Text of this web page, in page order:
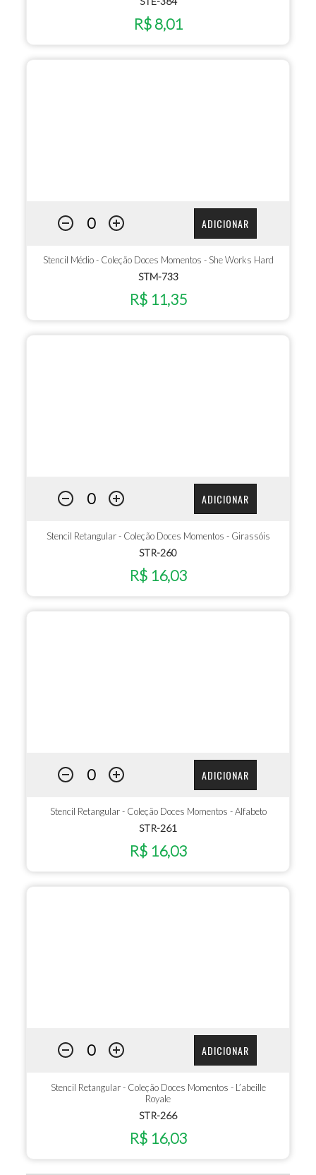
R$ 8,01
ADICIONAR
Stencil Médio - Coleção Doces Momentos - She Works Hard
STM-733
R$ 11,35
ADICIONAR
Stencil Retangular - Coleção Doces Momentos - Girassóis
STR-260
R$ 16,03
ADICIONAR
Stencil Retangular - Coleção Doces Momentos - Alfabeto
STR-261
R$ 16,03
ADICIONAR
Stencil Retangular - Coleção Doces Momentos - L’abeille
Royale
STR-266
R$ 16,03